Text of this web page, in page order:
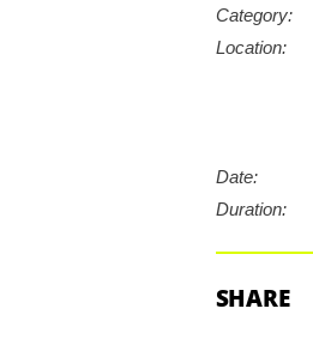
Category:
Location:
Date:
Duration:
SHARE